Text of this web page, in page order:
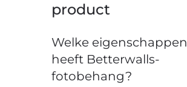
product
Welke eigenschappen
heeft Betterwalls-
fotobehang?